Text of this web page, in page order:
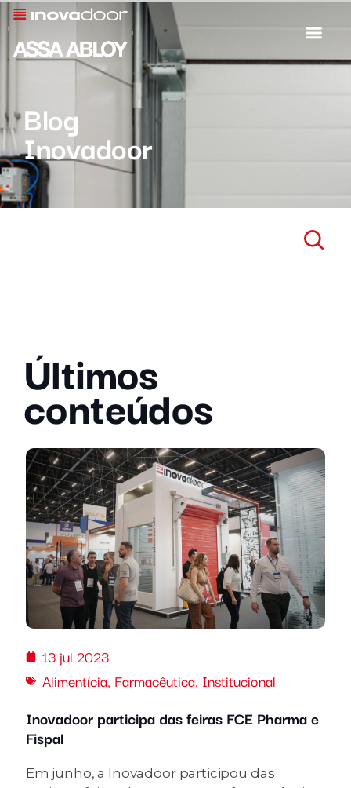
Blog
Inovadoor
Últimos
conteúdos
13 jul 2023
Alimentícia, Farmacêutica, Institucional
Inovadoor participa das feiras FCE Pharma e
Fispal
Em junho, a Inovadoor participou das